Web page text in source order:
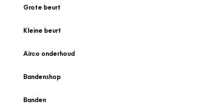
Grote beurt
Kleine beurt
Airco onderhoud
Bandenshop
Banden